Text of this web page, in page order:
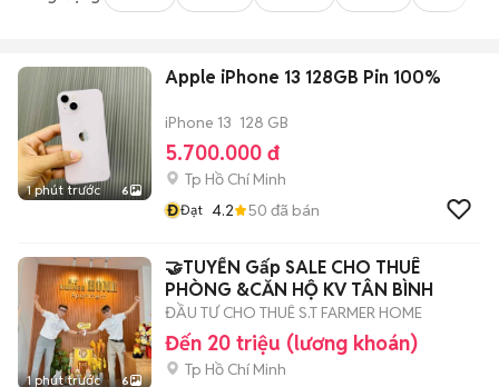
1 phút trước 6
Apple iPhone 13 128GB Pin 100%
iPhone 13 128 GB
5.700.000 đ
Tp Hồ Chí Minh
ĐĐạt 4.2 50 đã bán
1 phút trước 6
🤝TUYỂN Gấp SALE CHO THUÊ
PHÒNG &CĂN HỘ KV TÂN BÌNH
ĐẦU TƯ CHO THUÊ S.T FARMER HOME
Đến 20 triệu (lương khoán)
Tp Hồ Chí Minh